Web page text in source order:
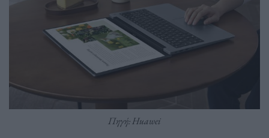
Πηγή: Huawei